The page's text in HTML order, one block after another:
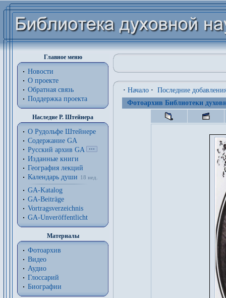
Главное меню
Новости
О проекте
Обратная связь
Поддержка проекта
Наследие Р. Штейнера
О Рудольфе Штейнере
Содержание GA
Русский архив GA
Изданные книги
География лекций
Календарь души
18 нед.
GA-Katalog
GA-Beiträge
Vortragsverzeichnis
GA-Unveröffentlicht
Материалы
Фотоархив
Видео
Аудио
Глоссарий
Биографии
· Начало · Последние
Фотоархив Библиотеки